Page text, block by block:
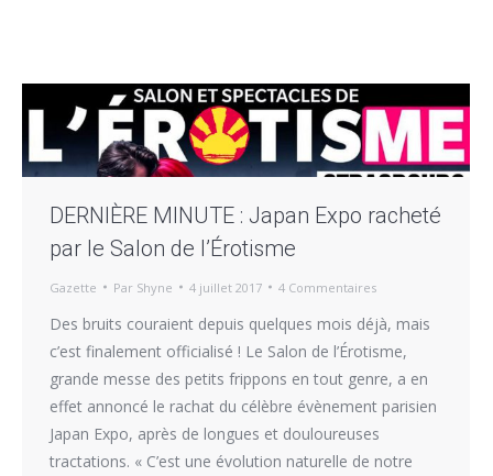
DERNIÈRE MINUTE : Japan Expo racheté
par le Salon de l’Érotisme
Gazette Par Shyne 4 juillet 2017 4 Commentaires
Des bruits couraient depuis quelques mois déjà, mais
c’est finalement officialisé ! Le Salon de l’Érotisme,
grande messe des petits frippons en tout genre, a en
effet annoncé le rachat du célèbre évènement parisien
Japan Expo, après de longues et douloureuses
tractations. « C’est une évolution naturelle de notre